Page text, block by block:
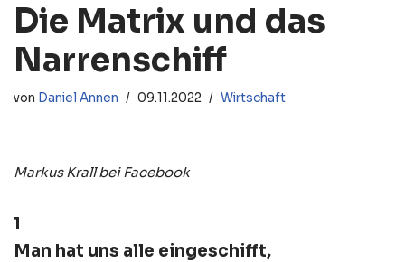
Die Matrix und das
Narrenschiff
von Daniel Annen 09.11.2022 Wirtschaft
Markus Krall bei Facebook
1
Man hat uns alle eingeschifft,